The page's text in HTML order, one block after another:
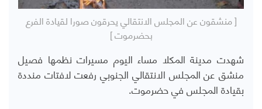
[ منشقون عن المجلس الانتقالي يحرقون صورا لقيادة الفرع
بحضرموت ]
شهدت مدينة المكلا مساء اليوم مسيرات نظمها فصيل
منشق عن المجلس الانتقالي الجنوبي رفعت لافتات منددة
بقيادة المجلس في حضرموت.